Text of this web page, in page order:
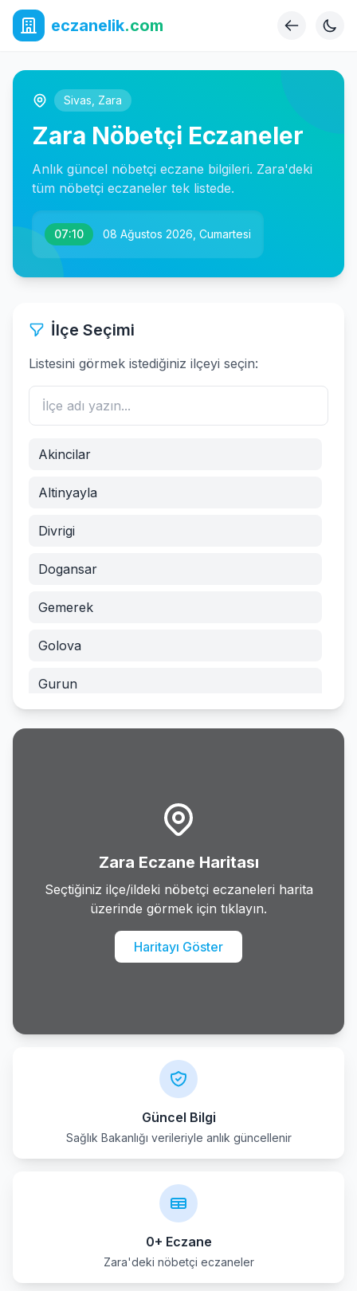
eczanelik.com
Sivas Zara
Zara Nöbetçi Eczaneler
Anlık güncel nöbetçi eczane bilgileri. Zara'deki
tüm nöbetçi eczaneler tek listede.
07:10 08 Ağustos 2026, Cumartesi
İlçe Seçimi
Listesini görmek istediğiniz ilçeyi seçin:
Akincilar
Altinyayla
Divrigi
Dogansar
Gemerek
Golova
Gurun
Zara Eczane Haritası
Seçtiğiniz ilçe/ildeki nöbetçi eczaneleri harita
üzerinde görmek için tıklayın.
Haritayı Göster
Güncel Bilgi
Sağlık Bakanlığı verileriyle anlık güncellenir
0+ Eczane
Zara'deki nöbetçi eczaneler